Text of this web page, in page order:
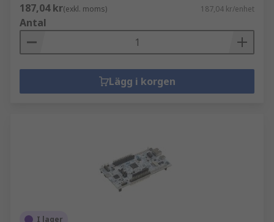
187,04 kr(exkl. moms) 187,04 kr/enhet
Antal
Lägg i korgen
I lager